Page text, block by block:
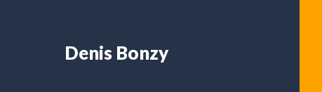
Denis Bonzy